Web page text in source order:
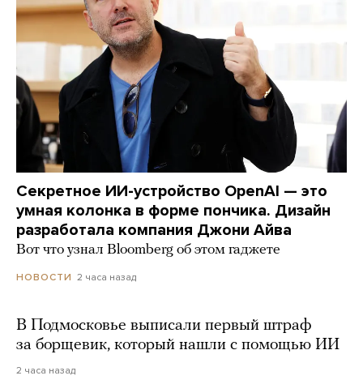
Секретное ИИ-устройство OpenAI — это
умная колонка в форме пончика. Дизайн
разработала компания Джони Айва
Вот что узнал Bloomberg об этом гаджете
НОВОСТИ 2 часа назад
В Подмосковье выписали первый штраф
за борщевик, который нашли с помощью ИИ
2 часа назад